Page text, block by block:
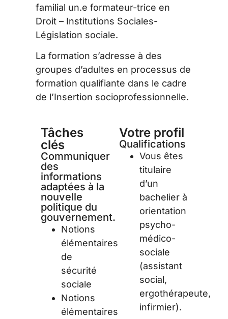
familial un.e formateur-trice en
Droit – Institutions Sociales-
Législation sociale.
La formation s’adresse à des
groupes d’adultes en processus de
formation qualifiante dans le cadre
de l’Insertion socioprofessionnelle.
Tâches
clés
Communiquer
des
informations
adaptées à la
nouvelle
politique du
gouvernement.
Notions
élémentaires
de
sécurité
sociale
Notions
élémentaires
Votre profil
Qualifications
Vous êtes
titulaire
d’un
bachelier à
orientation
psycho-
médico-
sociale
(assistant
social,
ergothérapeute,
infirmier).